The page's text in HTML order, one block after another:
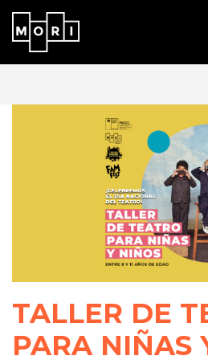
TALLER DE
PARA NIÑAS